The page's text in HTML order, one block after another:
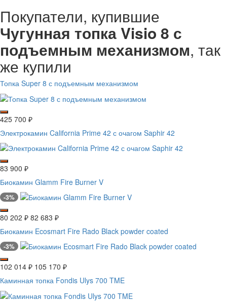
Покупатели, купившие
Чугунная топка Visio 8 с
подъемным механизмом, так
же купили
Топка Super 8 с подъемным механизмом
425 700 ₽
Электрокамин California Prime 42 с очагом Saphir 42
83 900 ₽
Биокамин Glamm Fire Burner V
-3%
80 202 ₽ 82 683 ₽
Биокамин Ecosmart Fire Rado Black powder coated
-3%
102 014 ₽ 105 170 ₽
Каминная топка Fondis Ulys 700 TME